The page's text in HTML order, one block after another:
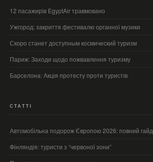
12 пасажирів EgyptAir травмовано
Ужгород: закриття фестивалю органної музики
Скоро станет доступным космический туризм
Париж: Заходи щодо пожвавлення туризму
Барселона: Акція протесту проти туристів
СТАТТІ
Автомобільна подорож Європою 2026: повний гайд
Фінляндія: туристи з “червоної зони”